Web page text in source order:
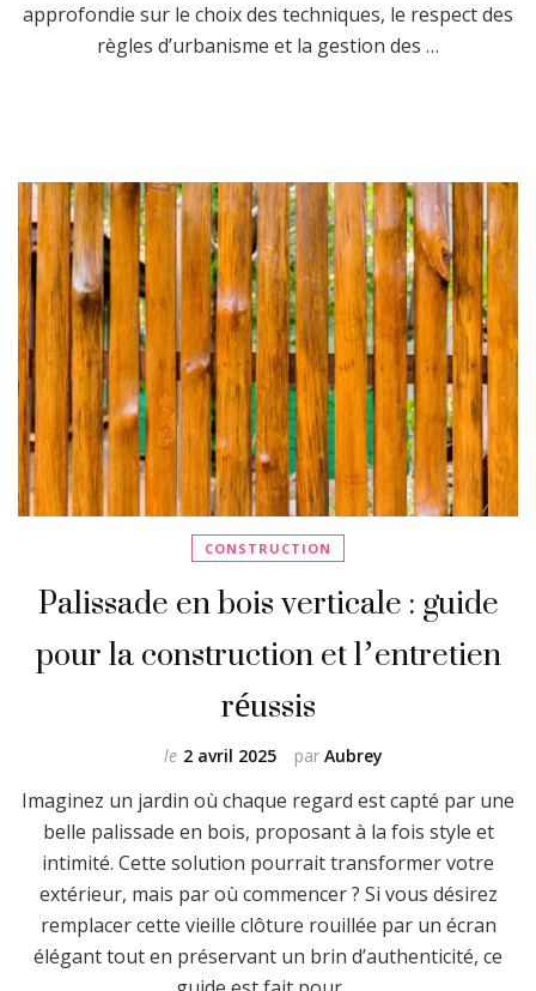
approfondie sur le choix des techniques, le respect des
règles d’urbanisme et la gestion des …
CONSTRUCTION
Palissade en bois verticale : guide
pour la construction et l’entretien
réussis
par Aubrey
le 2 avril 2025
Imaginez un jardin où chaque regard est capté par une
belle palissade en bois, proposant à la fois style et
intimité. Cette solution pourrait transformer votre
extérieur, mais par où commencer ? Si vous désirez
remplacer cette vieille clôture rouillée par un écran
élégant tout en préservant un brin d’authenticité, ce